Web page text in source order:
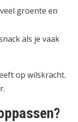
groente en
als je vaak
op wilskracht.